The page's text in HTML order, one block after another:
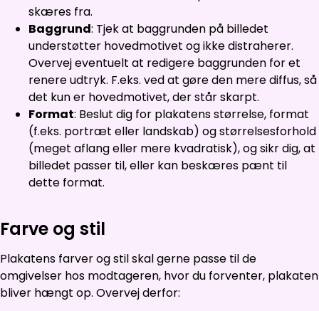
skæres fra.
Baggrund: Tjek at baggrunden på billedet
understøtter hovedmotivet og ikke distraherer.
Overvej eventuelt at redigere baggrunden for et
renere udtryk. F.eks. ved at gøre den mere diffus, så
det kun er hovedmotivet, der står skarpt.
Format: Beslut dig for plakatens størrelse, format
(f.eks. portræt eller landskab) og størrelsesforhold
(meget aflang eller mere kvadratisk), og sikr dig, at
billedet passer til, eller kan beskæres pænt til
dette format.
Farve og stil
Plakatens farver og stil skal gerne passe til de
omgivelser hos modtageren, hvor du forventer, plakaten
bliver hængt op. Overvej derfor: